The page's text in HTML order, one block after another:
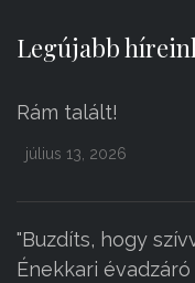
Legújabb
Rám talált!
július 13, 2026
"Buzdíts, hogy
Énekkari